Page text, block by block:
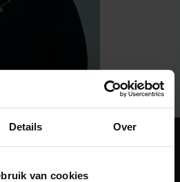
Details Over
van cookies